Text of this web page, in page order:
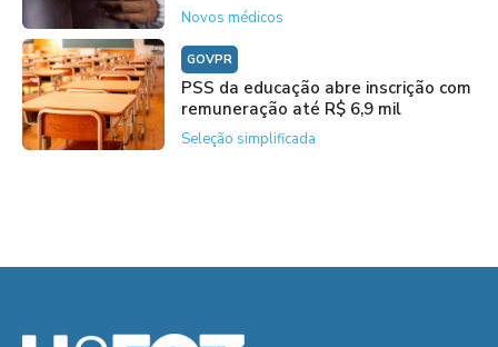
Novos médicos
GOVPR
PSS da educação abre inscrição com
remuneração até R$ 6,9 mil
Seleção simplificada